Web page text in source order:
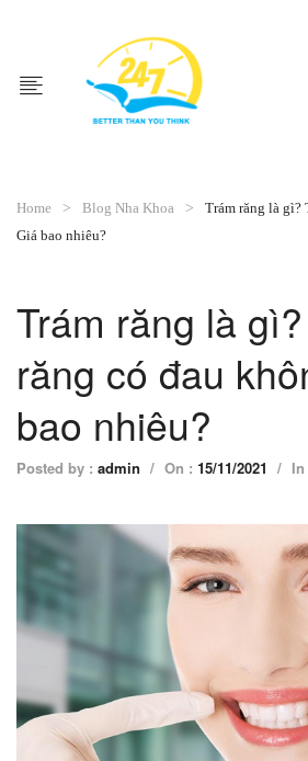
Home Blog Nha Khoa
Trám răng là gì?
Giá bao nhiêu?
Trám răng là
răng có đau
bao nhiêu?
Posted by : admin / On : 15/11/2021 / In